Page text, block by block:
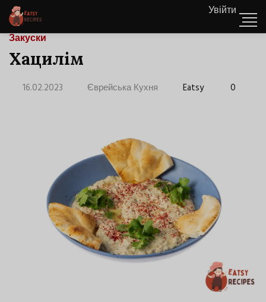
Увійти
Закуски
Хацилім
16.02.2023 Єврейська Кухня Eatsy 0